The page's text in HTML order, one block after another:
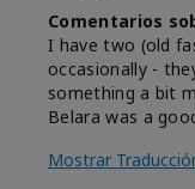
Comentarios
I have two (old
occasionally -
something a bit
Belara was a
Mostrar